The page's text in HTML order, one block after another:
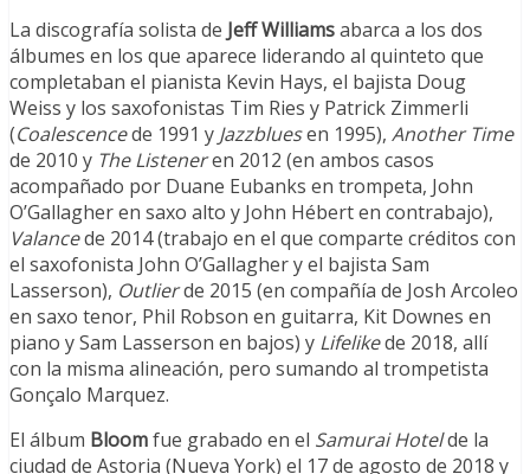
La discografía solista de Jeff Williamsabarca a los dos
álbumes en los que aparece liderando al quinteto que
completaban el pianista Kevin Hays, el bajista Doug
Weiss y los saxofonistas Tim Ries y Patrick Zimmerli
(Coalescencede 1991 y Jazzbluesen 1995), Another Time
de 2010 y The Listeneren 2012 (en ambos casos
acompañado por Duane Eubanks en trompeta, John
O’Gallagher en saxo alto y John Hébert en contrabajo),
Valancede 2014 (trabajo en el que comparte créditos con
el saxofonista John O’Gallagher y el bajista Sam
Lasserson), Outlierde 2015 (en compañía de Josh Arcoleo
en saxo tenor, Phil Robson en guitarra, Kit Downes en
piano y Sam Lasserson en bajos) y Lifelikede 2018, allí
con la misma alineación, pero sumando al trompetista
Gonçalo Marquez.
El álbum Bloomfue grabado en el Samurai Hotelde la
ciudad de Astoria (Nueva York) el 17 de agosto de 2018 y